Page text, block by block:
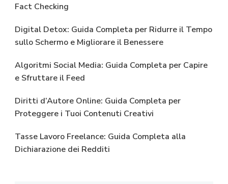
Fact Checking
Digital Detox: Guida Completa per Ridurre il Tempo
sullo Schermo e Migliorare il Benessere
Algoritmi Social Media: Guida Completa per Capire
e Sfruttare il Feed
Diritti d’Autore Online: Guida Completa per
Proteggere i Tuoi Contenuti Creativi
Tasse Lavoro Freelance: Guida Completa alla
Dichiarazione dei Redditi